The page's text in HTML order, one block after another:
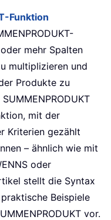
Funktion
mehr Spalten
multiplizieren und
Produkte zu
mit der
Kriterien gezählt
– ähnlich wie mit
oder
stellt die Syntax
Beispiele
vor.